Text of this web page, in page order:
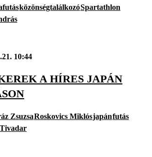
közönségtalálkozóSpartathlon
10:44
A HÍRES JAPÁN
ZsuzsaRoskovics Miklósjapánfutás